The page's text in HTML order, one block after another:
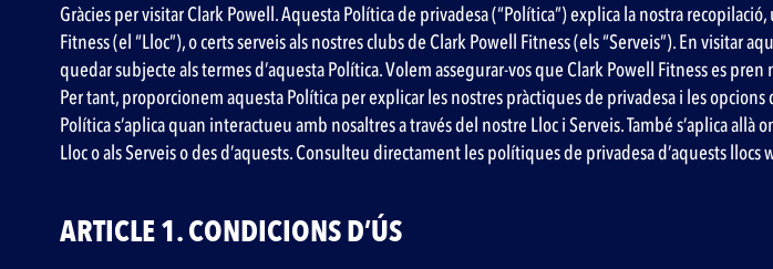
Gràcies per visitar Clark Powell. Aquesta Política de privadesa (“Política”) explica la nostra
Fitness (el “Lloc”), o certs serveis als nostres clubs de Clark Powell Fitness (els “Serveis”). En
quedar subjecte als termes d’aquesta Política. Volem assegurar-vos que Clark Powell Fitness es
Per tant, proporcionem aquesta Política per explicar les nostres pràctiques de privadesa i les
Política s’aplica quan interactueu amb nosaltres a través del nostre Lloc i Serveis. També s’aplica
Lloc o als Serveis o des d’aquests. Consulteu directament les polítiques de privadesa d’aquests
ARTICLE 1. CONDICIONS D’ÚS